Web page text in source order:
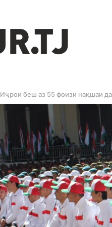
Иҷрои беш аз 55 фоизи нақшаи